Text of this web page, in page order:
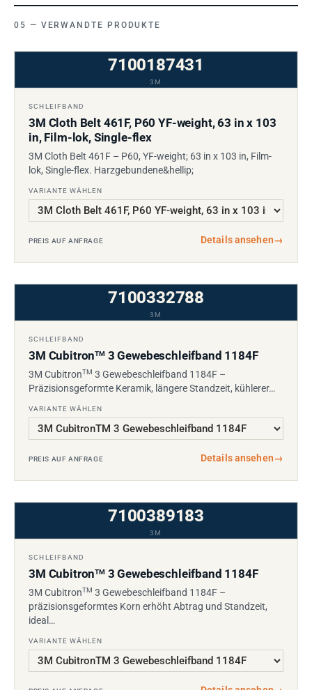
VERWANDTE PRODUKTE
7100187431
3M
SCHLEIFBAND
3M Cloth Belt 461F, P60 YF-weight, 63 in x 103
in, Film-lok, Single-flex
3M Cloth Belt 461F – P60, YF-weight; 63 in x 103 in, Film-
lok, Single-flex. Harzgebundene&hellip;
VARIANTE WÄHLEN
PREIS AUF ANFRAGE Details ansehen→
7100332788
3M
SCHLEIFBAND
3M CubitronTM3 Gewebeschleifband 1184F
3M CubitronTM 3 Gewebeschleifband 1184F –
Präzisionsgeformte Keramik, längere Standzeit, kühlerer…
VARIANTE WÄHLEN
PREIS AUF ANFRAGE Details ansehen→
7100389183
3M
SCHLEIFBAND
3M CubitronTM3 Gewebeschleifband 1184F
3M CubitronTM 3 Gewebeschleifband 1184F –
präzisionsgeformtes Korn erhöht Abtrag und Standzeit,
ideal…
VARIANTE WÄHLEN